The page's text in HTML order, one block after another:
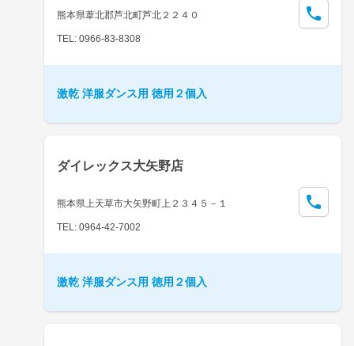
熊本県葦北郡芦北町芦北２２４０
TEL: 0966-83-8308
激乾 洋服ダンス用 徳用２個入
ダイレックス大矢野店
熊本県上天草市大矢野町上２３４５－１
TEL: 0964-42-7002
激乾 洋服ダンス用 徳用２個入